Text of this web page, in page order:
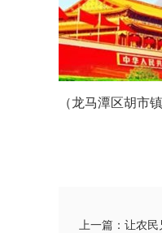
（龙马潭区胡市
上一篇：让农